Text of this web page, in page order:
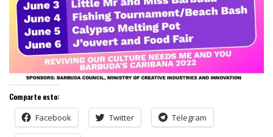
Comparte esto:
Facebook Twitter Telegram